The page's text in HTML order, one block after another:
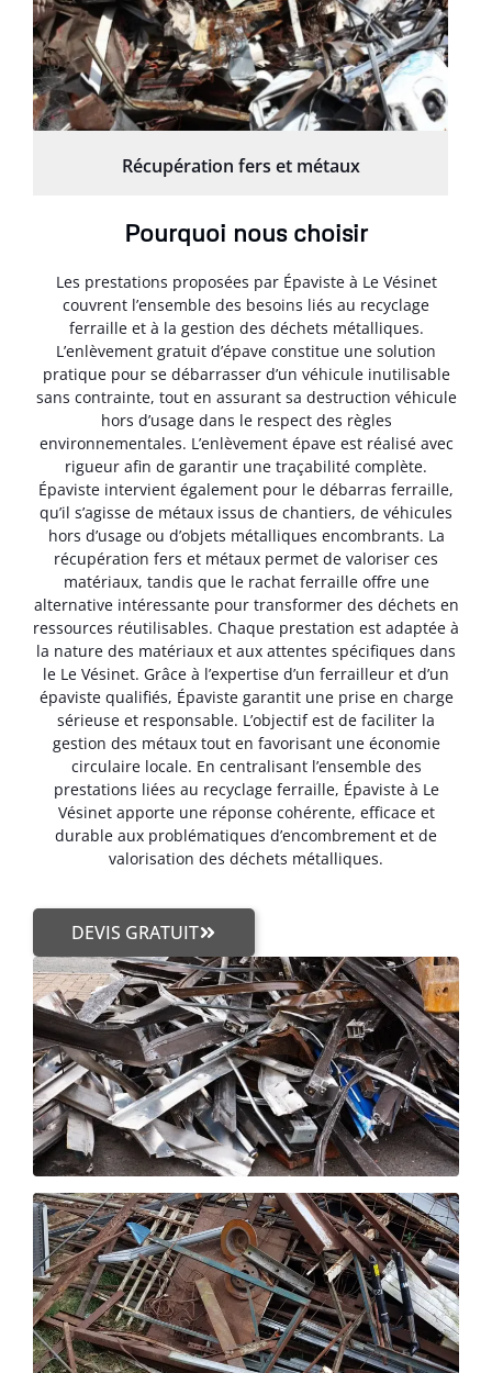
Récupération fers et métaux
Pourquoi nous choisir
Les prestations proposées par Épaviste à Le Vésinet
couvrent l’ensemble des besoins liés au recyclage
ferraille et à la gestion des déchets métalliques.
L’enlèvement gratuit d’épave constitue une solution
pratique pour se débarrasser d’un véhicule inutilisable
sans contrainte, tout en assurant sa destruction véhicule
hors d’usage dans le respect des règles
environnementales. L’enlèvement épave est réalisé avec
rigueur afin de garantir une traçabilité complète.
Épaviste intervient également pour le débarras ferraille,
qu’il s’agisse de métaux issus de chantiers, de véhicules
hors d’usage ou d’objets métalliques encombrants. La
récupération fers et métaux permet de valoriser ces
matériaux, tandis que le rachat ferraille offre une
alternative intéressante pour transformer des déchets en
ressources réutilisables. Chaque prestation est adaptée à
la nature des matériaux et aux attentes spécifiques dans
le Le Vésinet. Grâce à l’expertise d’un ferrailleur et d’un
épaviste qualifiés, Épaviste garantit une prise en charge
sérieuse et responsable. L’objectif est de faciliter la
gestion des métaux tout en favorisant une économie
circulaire locale. En centralisant l’ensemble des
prestations liées au recyclage ferraille, Épaviste à Le
Vésinet apporte une réponse cohérente, efficace et
durable aux problématiques d’encombrement et de
valorisation des déchets métalliques.
DEVIS GRATUIT